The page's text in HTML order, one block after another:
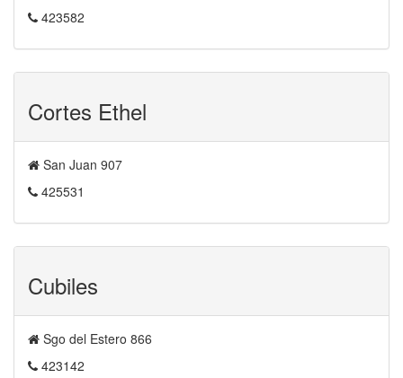
423582
Cortes Ethel
San Juan 907
425531
Cubiles
Sgo del Estero 866
423142